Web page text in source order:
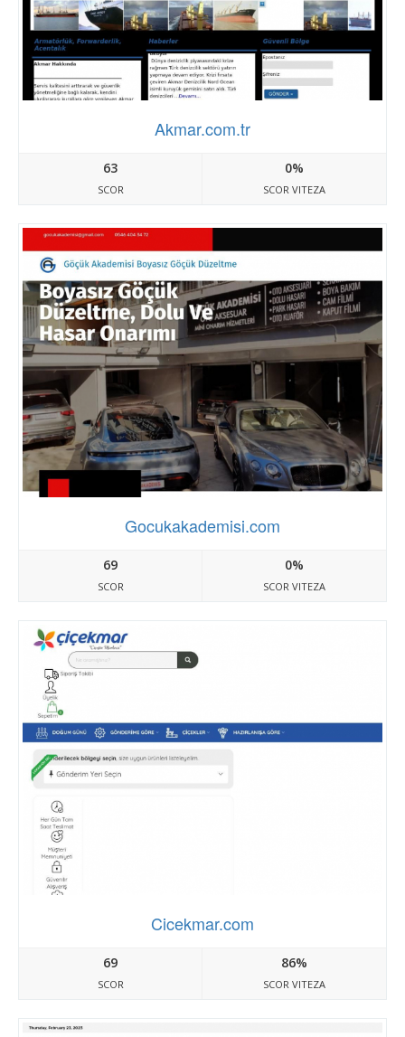
Akmar.com.tr
63
SCOR
0%
SCOR VITEZA
Gocukakademisi.com
69
SCOR
0%
SCOR VITEZA
Cicekmar.com
69
SCOR
86%
SCOR VITEZA